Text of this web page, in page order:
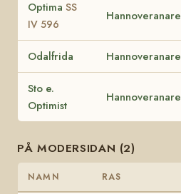
Optima SS
IV 596
Hannoveranare
Odalfrida Hannoveranare
Sto e.
Optimist
Hannoveranare
PÅ MODERSIDAN (2)
NAMN RAS